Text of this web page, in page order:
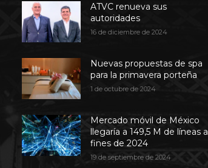
ATVC renueva sus
autoridades
16 de diciembre de 2024
Nuevas propuestas de spa
para la primavera porteña
1 de octubre de 2024
Mercado móvil de México
llegaría a 149,5 M de líneas a
fines de 2024
19 de septiembre de 2024